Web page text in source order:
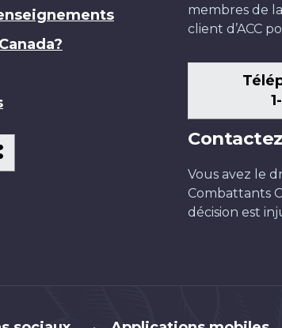
Suivez-
nous
membres de
client d’ACC
Vous avez le
Combattants
décision est